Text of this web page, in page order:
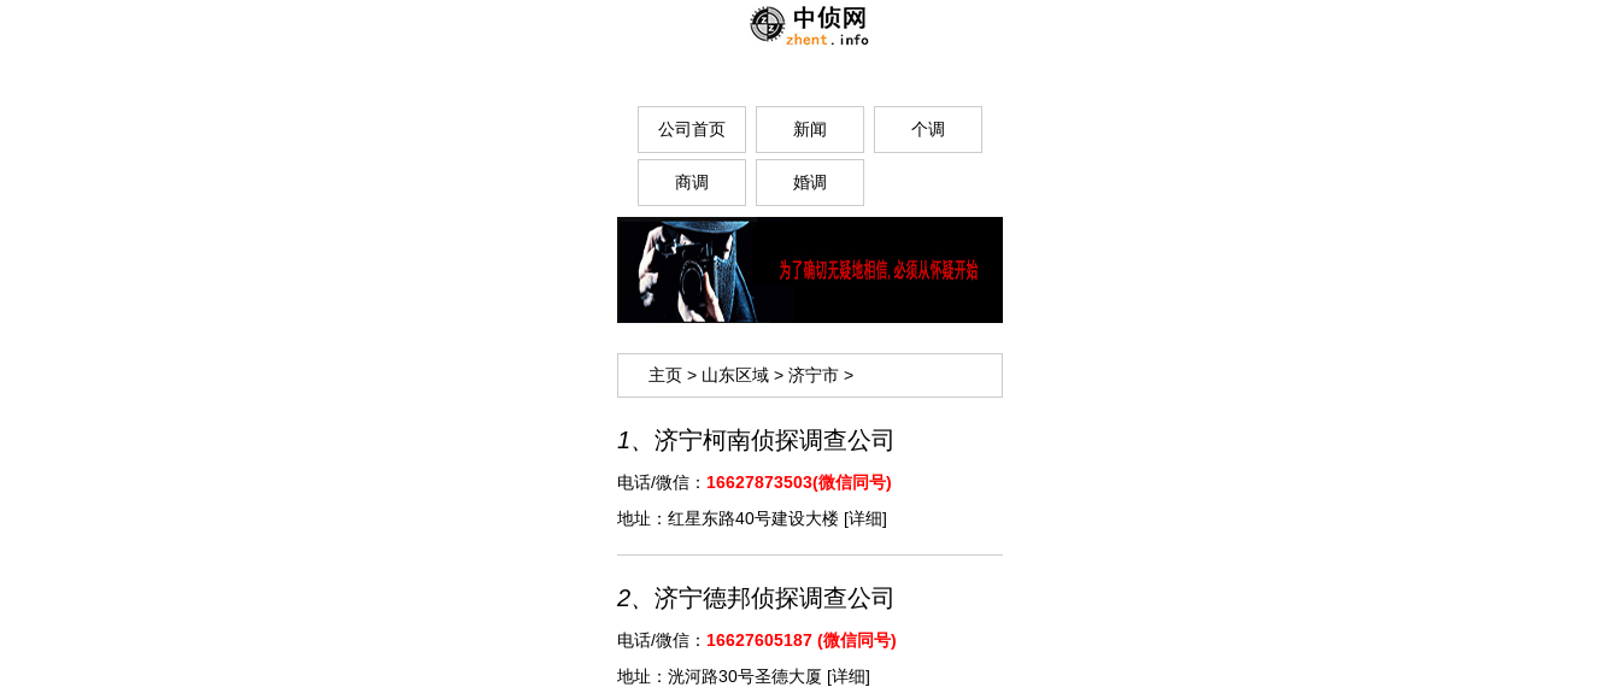
公司首页 新闻 个调
商调 婚调
主页 > 山东区域 > 济宁市 >
1、 济宁柯南侦探调查公司
电话/微信： 16627873503(微信同号)
地址： 红星东路40号建设大楼 [详细]
2、 济宁德邦侦探调查公司
电话/微信： 16627605187 (微信同号)
地址： 洸河路30号圣德大厦 [详细]